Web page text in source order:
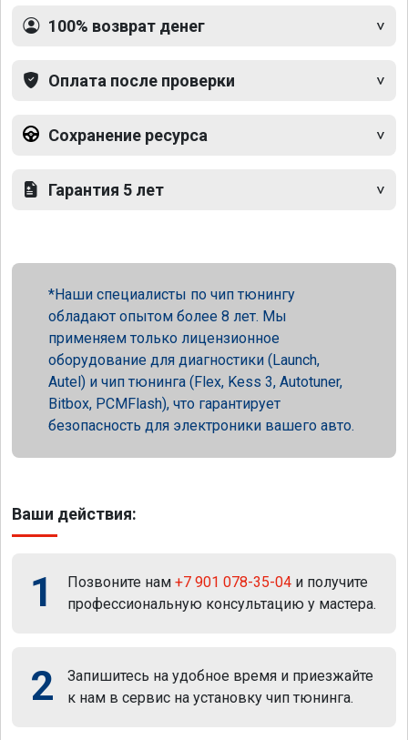
100% возврат денег
Оплата после проверки
Сохранение ресурса
Гарантия 5 лет
Наши специалисты по чип тюнингу
обладают опытом более 8 лет. Мы
применяем только лицензионное
оборудование для диагностики (Launch,
Autel) и чип тюнинга (Flex, Kess 3, Autotuner,
Bitbox, PCMFlash), что гарантирует
безопасность для электроники вашего авто.
Ваши действия:
1 Позвоните нам +7 901 078-35-04 и получите
профессиональную консультацию у мастера.
2
Запишитесь на удобное время и приезжайте
к нам в сервис на установку чип тюнинга.